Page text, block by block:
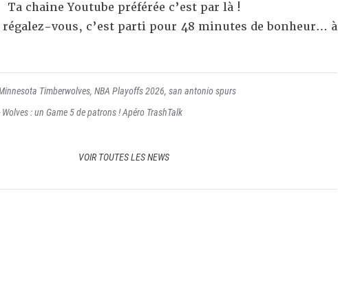
Wolves : un Game 5 de patrons ! Apéro TrashTalk
Ta chaine Youtube préférée c’est par là !
vous, c’est parti pour 48 minutes de bonheur… à
Timberwolves, NBA Playoffs 2026, san antonio spurs
VOIR TOUTES LES NEWS